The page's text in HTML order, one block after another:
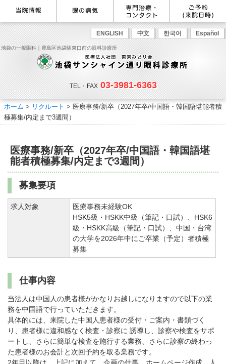
ENGLISH 中文 한국어 Español
池袋の一般眼科｜豊島区池袋駅東口前の眼科診療所
TEL・FAX 03-3981-6363
最新情報
感染症予防のための衛生環境整
備の取り組み
医師のご紹介
当院勤務医師のご紹介 ごあいさつ
院内の様子・設備
院内の様子 検査･治療･手術機器
診療のご案内・アクセス
い
診察の流れ
リンク
よくある質問
診療報酬に関する院内掲示
リクルート
パンフレットのダウンロード
眼の病気を調べる
病名から探す
症状から探す
目の構造から探す
主な眼科疾患
緑内障 網膜疾患
眼精疲労
ドライアイ
ものもらい
花粉症
白内障
療
点眼液・眼軟膏について
眼科専門治療・特設ページ
緑内障専門治療ページ
角膜疾患専門治療ページ
ドライアイ専門治療ページ
網膜・硝子体専門治療ページ
黄斑疾患専門治療ページ
ぶどう膜炎専門治療ページ
白内障専門治療ページ
花粉症専門ページ
眼形成診療ページ
コンタクトレンズ診療
抗VEGF抗体療法
小児眼科専門治療ぺージ(新宿
コンタクトレンズ診療
コンタクトレンズの種類と特徴
しばらく眼科受診していない方
方へ
WEB予約(来院日時の設定)
一般眼科診療を予約
コンタクトレンズ診療を予約
緑内障専門治療を予約
角膜専門治療を予約
ドライアイ専門治療を予約
網膜・硝子体専門治療を予約
白内障専門治療を予約
白内障手術公開講座を予約
黄斑専門治療を予約
予約をキャンセルする
ご予約
ご予約方法
ホーム > リクルート > 医療事務/新卒（2027年卒/中国語・韓国語堪能者積
極募集/内定まで3週間）
医療事務/新卒（2027年卒/中国語・韓国語堪
能者積極募集/内定まで3週間）
募集要項
求人対象
医療事務未経験OK
HSK5級・HSKK中級（筆記・口試）、HSK6
級・HSKK高級（筆記・口試）、中国・台湾
の大学を2026年中にご卒業（予定）者積極
募集
仕事内容
当法人は中国人の患者様がかなりお越しになりますので以下の業
務を中国語で行っていただきます。
具体的には、来院した中国人患者様の受付・ご案内・書類づく
り、患者様に違和感なく検査・診察に 誘導し、診察や検査をサポ
ートし、さらに簡単な検査を施行する業務、さらに診察の終わっ
た患者様のお会計と次回予約を取る業務です。